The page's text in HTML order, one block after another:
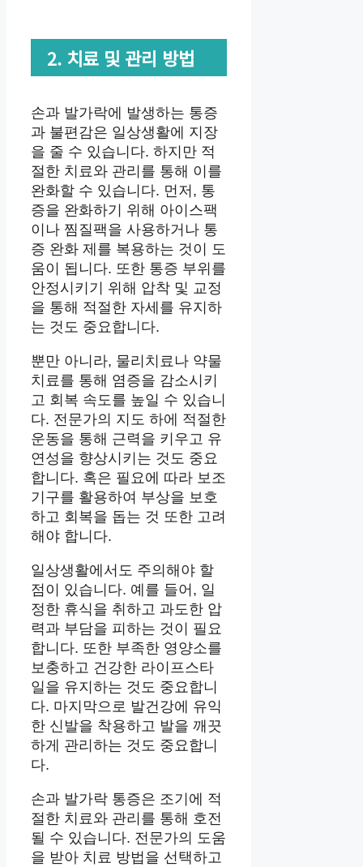
2. 치료 및 관리 방법
손과 발가락에 발생하는 통증
과 불편감은 일상생활에 지장
을 줄 수 있습니다. 하지만 적
절한 치료와 관리를 통해 이를
완화할 수 있습니다. 먼저, 통
증을 완화하기 위해 아이스팩
이나 찜질팩을 사용하거나 통
증 완화 제를 복용하는 것이 도
움이 됩니다. 또한 통증 부위를
안정시키기 위해 압착 및 교정
을 통해 적절한 자세를 유지하
는 것도 중요합니다.
뿐만 아니라, 물리치료나 약물
치료를 통해 염증을 감소시키
고 회복 속도를 높일 수 있습니
다. 전문가의 지도 하에 적절한
운동을 통해 근력을 키우고 유
연성을 향상시키는 것도 중요
합니다. 혹은 필요에 따라 보조
기구를 활용하여 부상을 보호
하고 회복을 돕는 것 또한 고려
해야 합니다.
일상생활에서도 주의해야 할
점이 있습니다. 예를 들어, 일
정한 휴식을 취하고 과도한 압
력과 부담을 피하는 것이 필요
합니다. 또한 부족한 영양소를
보충하고 건강한 라이프스타
일을 유지하는 것도 중요합니
다. 마지막으로 발건강에 유익
한 신발을 착용하고 발을 깨끗
하게 관리하는 것도 중요합니
다.
손과 발가락 통증은 조기에 적
절한 치료와 관리를 통해 호전
될 수 있습니다. 전문가의 도움
을 받아 치료 방법을 선택하고